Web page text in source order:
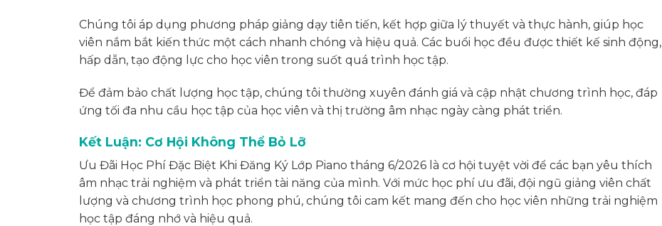
Chúng tôi áp dụng phương pháp giảng dạy tiên tiến, kết hợp giữa lý thuyết và thực hành, giúp học
viên nắm bắt kiến thức một cách nhanh chóng và hiệu quả. Các buổi học đều được thiết kế sinh động,
hấp dẫn, tạo động lực cho học viên trong suốt quá trình học tập.
Để đảm bảo chất lượng học tập, chúng tôi thường xuyên đánh giá và cập nhật chương trình học, đáp
ứng tối đa nhu cầu học tập của học viên và thị trường âm nhạc ngày càng phát triển.
Kết Luận: Cơ Hội Không Thể Bỏ Lỡ
Ưu Đãi Học Phí Đặc Biệt Khi Đăng Ký Lớp Piano tháng 6/2026 là cơ hội tuyệt vời để các bạn yêu thích
âm nhạc trải nghiệm và phát triển tài năng của mình. Với mức học phí ưu đãi, đội ngũ giảng viên chất
lượng và chương trình học phong phú, chúng tôi cam kết mang đến cho học viên những trải nghiệm
học tập đáng nhớ và hiệu quả.